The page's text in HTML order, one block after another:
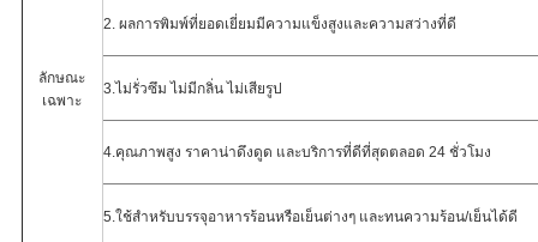
ลักษณะ
เฉพาะ
2. ผลการพิมพ์ที่ยอดเยี่ยมมีความแข็งสูงและความสว่างที่ดี
3.ไม่รั่วซึม ไม่มีกลิ่น ไม่เสียรูป
4.คุณภาพสูง ราคาน่าดึงดูด และบริการที่ดีที่สุดตลอด 24 ชั่วโมง
5.ใช้สำหรับบรรจุอาหารร้อนหรือเย็นต่างๆ และทนความร้อน/เย็นได้ดี